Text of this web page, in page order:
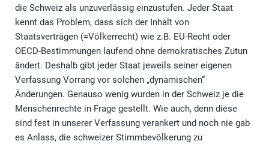
die Schweiz als unzuverlässig einzustufen. Jeder Staat
kennt das Problem, dass sich der Inhalt von
Staatsverträgen (=Völkerrecht) wie z.B. EU-Recht oder
OECD-Bestimmungen laufend ohne demokratisches Zutun
ändert. Deshalb gibt jeder Staat jeweils seiner eigenen
Verfassung Vorrang vor solchen „dynamischen“
Änderungen. Genauso wenig wurden in der Schweiz je die
Menschenrechte in Frage gestellt. Wie auch, denn diese
sind fest in unserer Verfassung verankert und noch nie gab
es Anlass, die schweizer Stimmbevölkerung zu